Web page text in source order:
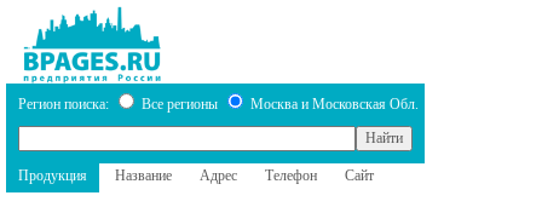
Регион поиска: Все регионы Москва и Московская Обл.
Продукция Название Адрес Телефон Сайт